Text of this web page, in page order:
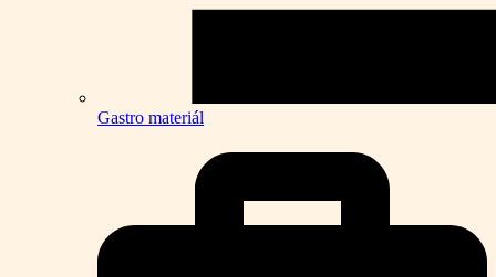
Gastro materiál